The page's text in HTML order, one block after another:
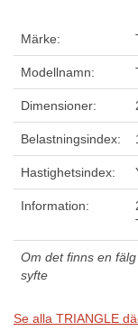
Märke:
Modellnamn:
Dimensioner:
Belastningsindex:
Hastighetsindex:
Information:
Om det finns en
syfte
Se alla TRIANGLE